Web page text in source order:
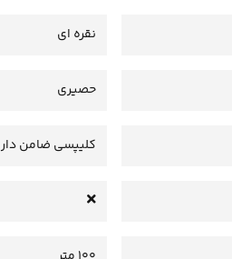
نقره ای
حصیری
کلیپسی ضامن دار